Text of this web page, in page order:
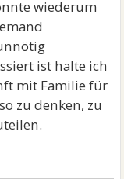
wiederum
ist halte ich
mit Familie für
zu denken, zu